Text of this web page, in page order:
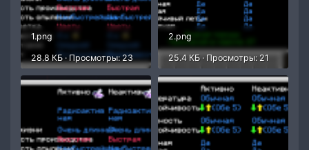
1.png
28.8 КБ · Просмотры: 23
2.png
25.4 КБ · Просмотры: 21